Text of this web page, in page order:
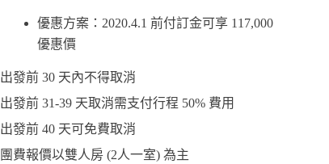
優惠方案：2020.4.1 前付訂金可享 117,000
優惠價
出發前 30 天內不得取消
出發前 31-39 天取消需支付行程 50% 費用
出發前 40 天可免費取消
團費報價以雙人房 (2人一室) 為主